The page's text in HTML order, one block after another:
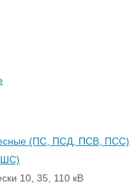
(ПС, ПСД, ПСВ, ПСС)
ШС)
10, 35, 110 кВ